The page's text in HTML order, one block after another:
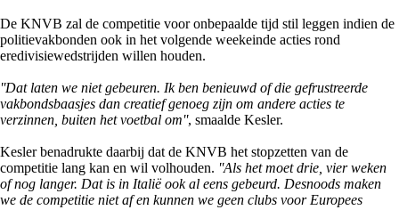
De KNVB zal de competitie voor onbepaalde tijd stil leggen indien de
politievakbonden ook in het volgende weekeinde acties rond
eredivisiewedstrijden willen houden.
''Dat laten we niet gebeuren. Ik ben benieuwd of die gefrustreerde
vakbondsbaasjes dan creatief genoeg zijn om andere acties te
verzinnen, buiten het voetbal om'', smaalde Kesler.
Kesler benadrukte daarbij dat de KNVB het stopzetten van de
competitie lang kan en wil volhouden. ''Als het moet drie, vier weken
of nog langer. Dat is in Italië ook al eens gebeurd. Desnoods maken
we de competitie niet af en kunnen we geen clubs voor Europees